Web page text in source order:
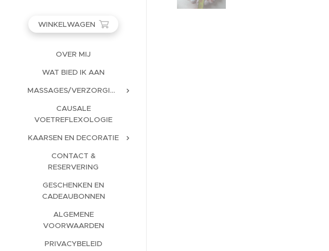
WINKELWAGEN
OVER MIJ
WAT BIED IK AAN
MASSAGES/VERZORGINGEN
CAUSALE
VOETREFLEXOLOGIE
KAARSEN EN DECORATIE
CONTACT &
RESERVERING
GESCHENKEN EN
CADEAUBONNEN
ALGEMENE
VOORWAARDEN
PRIVACYBELEID